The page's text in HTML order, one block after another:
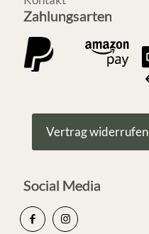
Zahlungsarten
Vertrag widerrufen
Social Media